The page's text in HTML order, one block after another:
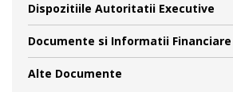
Dispozitiile Autoritatii Executive
Documente si Informatii Financiare
Alte Documente